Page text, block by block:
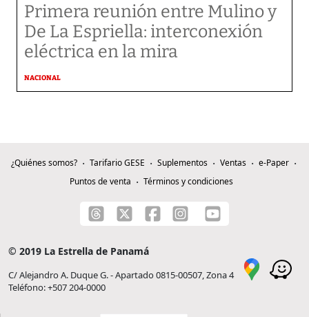
Primera reunión entre Mulino y
De La Espriella: interconexión
eléctrica en la mira
NACIONAL
¿Quiénes somos? Tarifario GESE Suplementos Ventas
e-Paper
Puntos de venta
Términos y condiciones
© 2019 La Estrella de Panamá
C/ Alejandro A. Duque G. - Apartado 0815-00507, Zona 4
Teléfono: +507 204-0000